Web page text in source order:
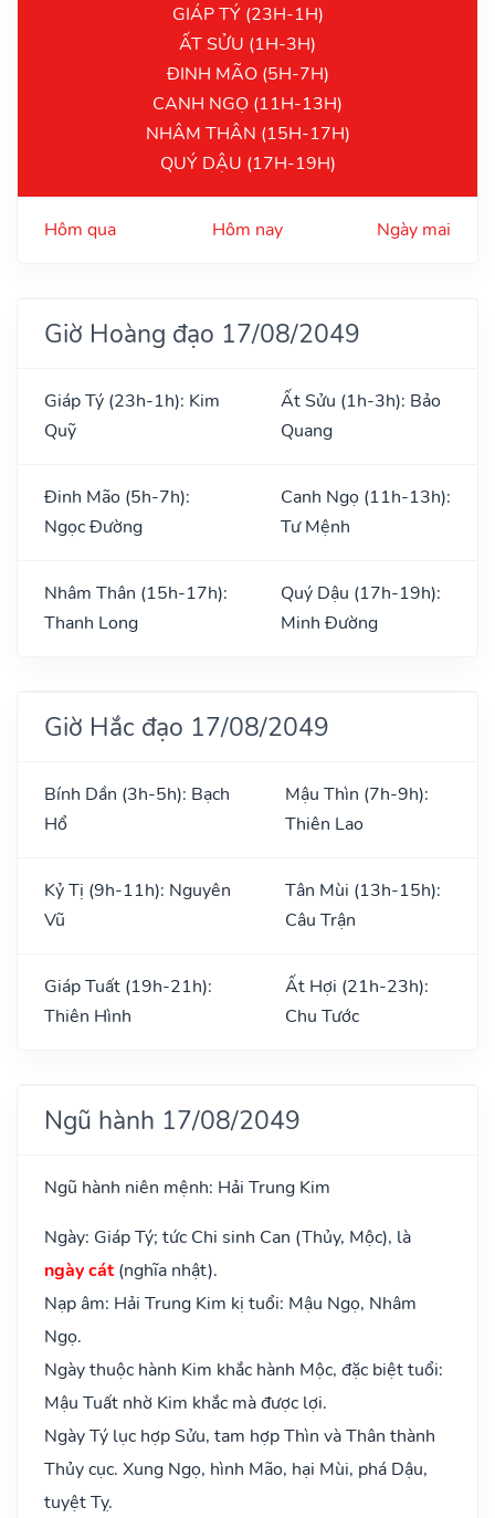
GIÁP TÝ (23H-1H)
ẤT SỬU (1H-3H)
ĐINH MÃO (5H-7H)
CANH NGỌ (11H-13H)
NHÂM THÂN (15H-17H)
QUÝ DẬU (17H-19H)
Hôm qua Hôm nay Ngày mai
Giờ Hoàng đạo 17/08/2049
Giáp Tý (23h-1h): Kim
Quỹ
Ất Sửu (1h-3h): Bảo
Quang
Đinh Mão (5h-7h):
Ngọc Đường
Canh Ngọ (11h-13h):
Tư Mệnh
Nhâm Thân (15h-17h):
Thanh Long
Quý Dậu (17h-19h):
Minh Đường
Giờ Hắc đạo 17/08/2049
Bính Dần (3h-5h): Bạch
Hổ
Mậu Thìn (7h-9h):
Thiên Lao
Kỷ Tị (9h-11h): Nguyên
Vũ
Tân Mùi (13h-15h):
Câu Trận
Giáp Tuất (19h-21h):
Thiên Hình
Ất Hợi (21h-23h):
Chu Tước
Ngũ hành 17/08/2049
Ngũ hành niên mệnh: Hải Trung Kim
Ngày: Giáp Tý; tức Chi sinh Can (Thủy, Mộc), là
ngày cát(nghĩa nhật).
Nạp âm: Hải Trung Kim kị tuổi: Mậu Ngọ, Nhâm
Ngọ.
Ngày thuộc hành Kim khắc hành Mộc, đặc biệt tuổi:
Mậu Tuất nhờ Kim khắc mà được lợi.
Ngày Tý lục hợp Sửu, tam hợp Thìn và Thân thành
Thủy cục. Xung Ngọ, hình Mão, hại Mùi, phá Dậu,
tuyệt Tỵ.